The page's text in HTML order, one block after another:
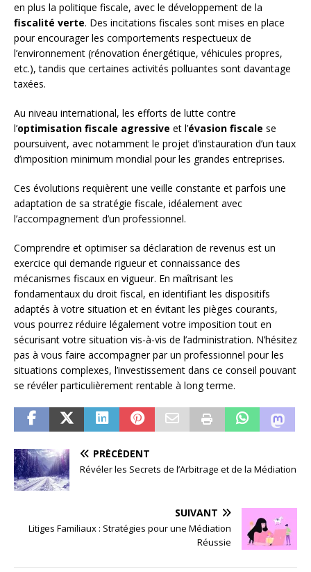
en plus la politique fiscale, avec le développement de la
fiscalité verte. Des incitations fiscales sont mises en place
pour encourager les comportements respectueux de
l’environnement (rénovation énergétique, véhicules propres,
etc.), tandis que certaines activités polluantes sont davantage
taxées.
Au niveau international, les efforts de lutte contre
l’optimisation fiscale agressive et l’évasion fiscale se
poursuivent, avec notamment le projet d’instauration d’un taux
d’imposition minimum mondial pour les grandes entreprises.
Ces évolutions requièrent une veille constante et parfois une
adaptation de sa stratégie fiscale, idéalement avec
l’accompagnement d’un professionnel.
Comprendre et optimiser sa déclaration de revenus est un
exercice qui demande rigueur et connaissance des
mécanismes fiscaux en vigueur. En maîtrisant les
fondamentaux du droit fiscal, en identifiant les dispositifs
adaptés à votre situation et en évitant les pièges courants,
vous pourrez réduire légalement votre imposition tout en
sécurisant votre situation vis-à-vis de l’administration. N’hésitez
pas à vous faire accompagner par un professionnel pour les
situations complexes, l’investissement dans ce conseil pouvant
se révéler particulièrement rentable à long terme.
PRÉCÉDENT
Révéler les Secrets de l’Arbitrage et de la Médiation
SUIVANT
Litiges Familiaux : Stratégies pour une Médiation
Réussie